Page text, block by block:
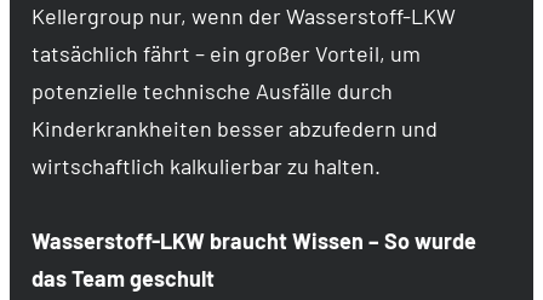
Kellergroup nur, wenn der Wasserstoff-LKW
tatsächlich fährt – ein großer Vorteil, um
potenzielle technische Ausfälle durch
Kinderkrankheiten besser abzufedern und
wirtschaftlich kalkulierbar zu halten.
Wasserstoff-LKW braucht Wissen – So wurde
das Team geschult